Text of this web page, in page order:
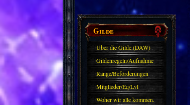
Gilde
Über die Gilde (DAW)
Gildenregeln/Aufnahme
Ränge/Beförderungen
Mitglieder/Eq/Lvl
Woher wir alle kommen.